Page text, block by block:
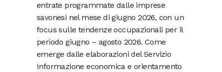
entrate programmate dalle imprese
savonesi nel mese di giugno 2026, con un
focus sulle tendenze occupazionali per il
periodo giugno – agosto 2026. Come
emerge dalle elaborazioni del Servizio
Informazione economica e orientamento